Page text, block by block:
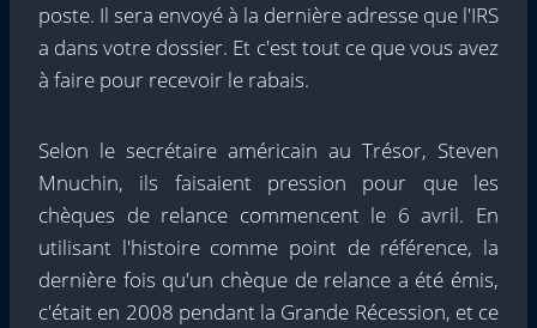
poste. Il sera envoyé à la dernière adresse que l'IRS
a dans votre dossier. Et c'est tout ce que vous avez
à faire pour recevoir le rabais.
Selon le secrétaire américain au Trésor, Steven
Mnuchin, ils faisaient pression pour que les
chèques de relance commencent le 6 avril. En
utilisant l'histoire comme point de référence, la
dernière fois qu'un chèque de relance a été émis,
c'était en 2008 pendant la Grande Récession, et ce